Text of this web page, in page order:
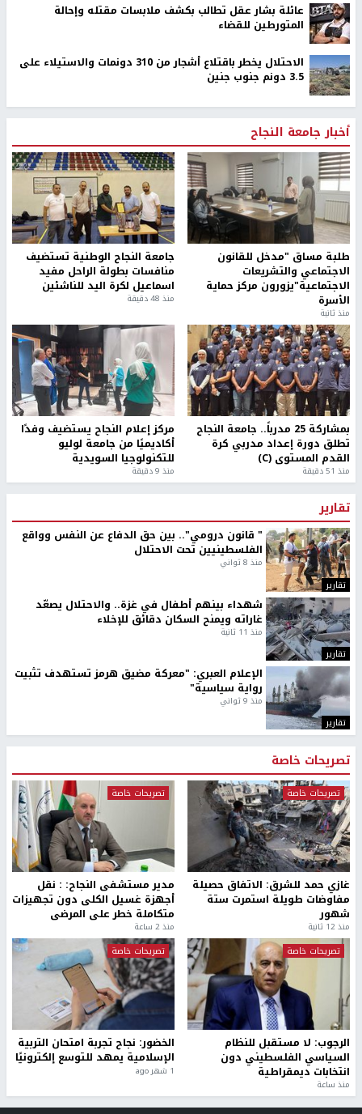
عائلة بشار عقل تطالب بكشف ملابسات مقتله وإحالة
المتورطين للقضاء
الاحتلال يخطر باقتلاع أشجار من 310 دونمات والاستيلاء على
3.5 دونم جنوب جنين
أخبار جامعة النجاح
طلبة مساق "مدخل للقانون
الاجتماعي والتشريعات
الاجتماعية"يزورون مركز حماية
الأسرة
منذ ثانية
جامعة النجاح الوطنية تستضيف
منافسات بطولة الراحل مفيد
اسماعيل لكرة اليد للناشئين
منذ 48 دقيقة
بمشاركة 25 مدرباً.. جامعة النجاح
تطلق دورة إعداد مدربي كرة
القدم المستوى (C)
منذ 51 دقيقة
مركز إعلام النجاح يستضيف وفدًا
أكاديميًا من جامعة لوليو
للتكنولوجيا السويدية
منذ 9 دقيقة
تقارير
تقارير
" قانون درومي".. بين حق الدفاع عن النفس وواقع
الفلسطينيين تحت الاحتلال
منذ 8 ثواني
تقارير
شهداء بينهم أطفال في غزة.. والاحتلال يصعّد
غاراته ويمنح السكان دقائق للإخلاء
منذ 11 ثانية
تقارير
الإعلام العبري: "معركة مضيق هرمز تستهدف تثبيت
رواية سياسية"
منذ 9 ثواني
تصريحات خاصة
تصريحات خاصة
غازي حمد للشرق: الاتفاق حصيلة
مفاوضات طويلة استمرت ستة
شهور
منذ 12 ثانية
تصريحات خاصة
مدير مستشفى النجاح: : نقل
أجهزة غسيل الكلى دون تجهيزات
متكاملة خطر على المرضى
منذ 2 ساعة
تصريحات خاصة
الرجوب: لا مستقبل للنظام
السياسي الفلسطيني دون
انتخابات ديمقراطية
منذ ساعة
تصريحات خاصة
الخضور: نجاح تجربة امتحان التربية
الإسلامية يمهد للتوسع إلكترونيًا
1 شهر ago